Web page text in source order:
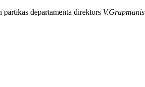
pārtikas departamenta direktors V.Grapmanis